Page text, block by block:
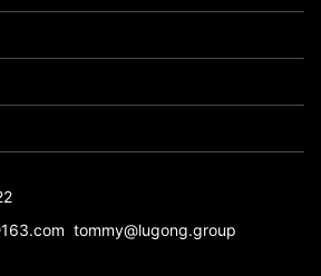
tommy@lugong.group